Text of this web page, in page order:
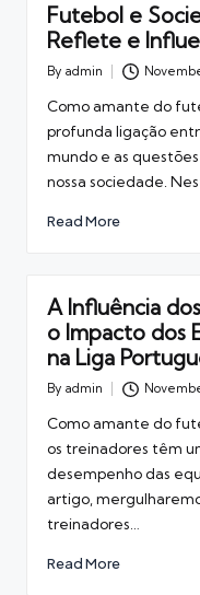
Futebol e
Reflete e
Posted
By admin
Como amante do
profunda ligação
mundo e as
nossa sociedade.
Read More
A Influência
o Impacto dos
na Liga
Posted
By admin
Como amante do
os treinadores têm
desempenho das
artigo,
treinadores…
Read More